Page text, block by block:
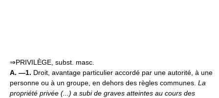
⇒PRIVILÈGE, subst. masc.
A. —1. Droit, avantage particulier accordé par une autorité, à une
personne ou à un groupe, en dehors des règles communes. La
propriété privée (...) a subi de graves atteintes au cours des